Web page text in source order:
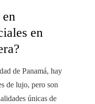
en
de Panamá, hay
de lujo, pero son
únicas de